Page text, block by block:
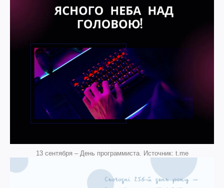
13 сентября – День программиста. Источник: t.me